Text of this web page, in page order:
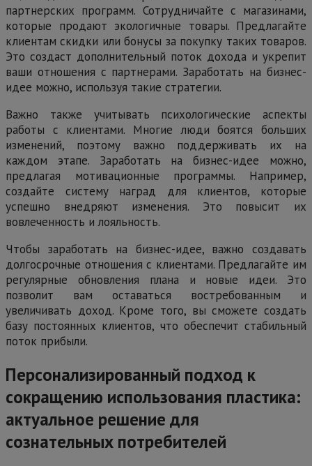
партнерских программ. Сотрудничайте с магазинами,
которые продают экологичные товары. Предлагайте
клиентам скидки или бонусы за покупку таких товаров.
Это создаст дополнительный поток дохода и укрепит
ваши отношения с партнерами. Заработать на бизнес-
идее можно, используя такие стратегии.
Важно также учитывать психологические аспекты
работы с клиентами. Многие люди боятся больших
изменений, поэтому важно поддерживать их на
каждом этапе. Заработать на бизнес-идее можно,
предлагая мотивационные программы. Например,
создайте систему наград для клиентов, которые
успешно внедряют изменения. Это повысит их
вовлеченность и лояльность.
Чтобы заработать на бизнес-идее, важно создавать
долгосрочные отношения с клиентами. Предлагайте им
регулярные обновления плана и новые идеи. Это
позволит вам оставаться востребованным и
увеличивать доход. Кроме того, вы сможете создать
базу постоянных клиентов, что обеспечит стабильный
поток прибыли.
Персонализированный подход к
сокращению использования пластика:
актуальное решение для
сознательных потребителей